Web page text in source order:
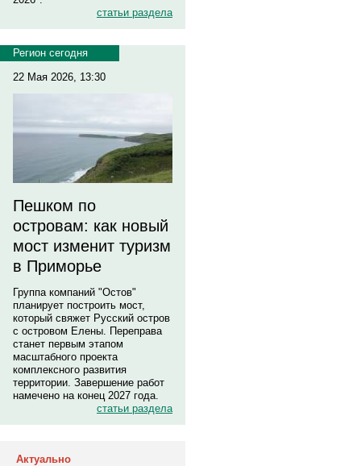
статьи раздела
Регион сегодня
22 Мая 2026, 13:30
Пешком по
островам: как новый
мост изменит туризм
в Приморье
Группа компаний "Остов"
планирует построить мост,
который свяжет Русский остров
с островом Елены. Переправа
станет первым этапом
масштабного проекта
комплексного развития
территории. Завершение работ
намечено на конец 2027 года.
статьи раздела
Актуально